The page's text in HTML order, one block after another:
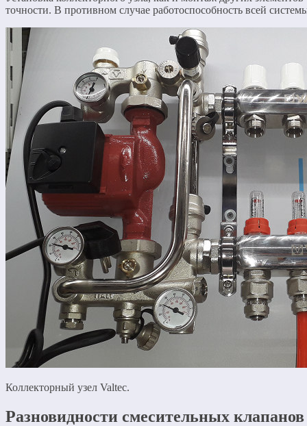
точности. В противном случае работоспособность всей
Коллекторный узел Valtec.
Разновидности смесительных клапанов